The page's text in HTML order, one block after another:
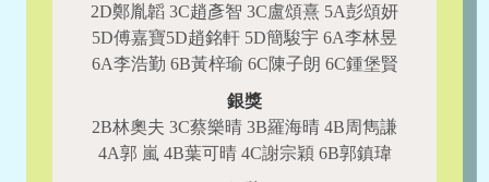
2D鄭胤韜 3C趙彥智 3C盧頌熹 5A彭頌妍
5D傅嘉寶5D趙銘軒 5D簡駿宇 6A李林昱
6A李浩勤 6B黃梓瑜 6C陳子朗 6C鍾堡賢
銀獎
2B林奧夫 3C蔡樂晴 3B羅海晴 4B周雋謙
4A郭 嵐 4B葉可晴 4C謝宗穎 6B郭鎮瑋